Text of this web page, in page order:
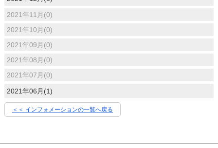
2021年11月(0)
2021年10月(0)
2021年09月(0)
2021年08月(0)
2021年07月(0)
2021年06月(1)
＜＜ インフォメーションの一覧へ戻る